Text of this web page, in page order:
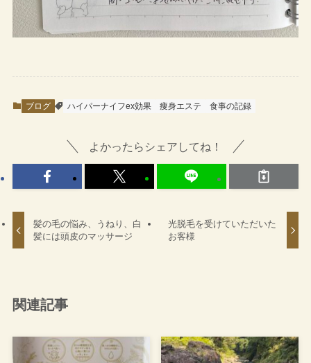
ブログ ハイパーナイフex効果 痩身エステ 食事の記録
よかったらシェアしてね！
髪の毛の悩み、うねり、白
髪には頭皮のマッサージ
光脱毛を受けていただいた
お客様
関連記事